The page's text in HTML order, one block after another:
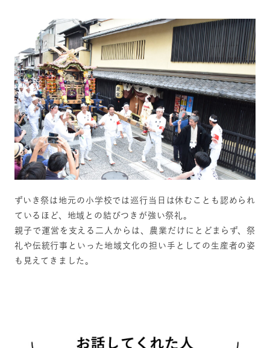
ずいき祭は地元の小学校では巡行当日は休むことも認められ
ているほど、地域との結びつきが強い祭礼。
親子で運営を支える二人からは、農業だけにとどまらず、祭
礼や伝統行事といった地域文化の担い手としての生産者の姿
も見えてきました。